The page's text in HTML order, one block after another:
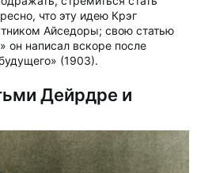
что эту идею Крэг
Айседоры; свою статью
он написал вскоре после
(1903).
Дейрдре и